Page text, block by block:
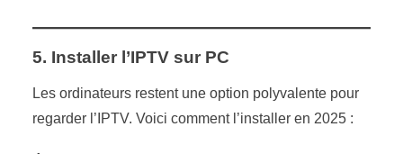
5. Installer l’IPTV sur PC
Les ordinateurs restent une option polyvalente pour
regarder l’IPTV. Voici comment l’installer en 2025 :